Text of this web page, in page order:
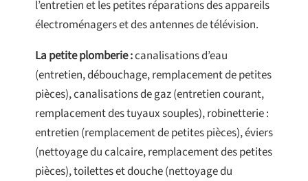
l’entretien et les petites réparations des appareils
électroménagers et des antennes de télévision.
La petite plomberie :canalisations d’eau
(entretien, débouchage, remplacement de petites
pièces), canalisations de gaz (entretien courant,
remplacement des tuyaux souples), robinetterie :
entretien (remplacement de petites pièces), éviers
(nettoyage du calcaire, remplacement des petites
pièces), toilettes et douche (nettoyage du